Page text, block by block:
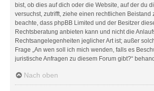
bist, ob dies auf dich oder die Website, auf der du
versuchst, zutrifft, ziehe einen rechtlichen Beistand
beachte, dass phpBB Limited und der Besitzer
Rechtsberatung anbieten kann und nicht die
Rechtsangelegenheiten jeglicher Art ist; außer
Frage „An wen soll ich mich wenden, falls es
juristische Anfragen zu diesem Forum gibt?“
Nach oben